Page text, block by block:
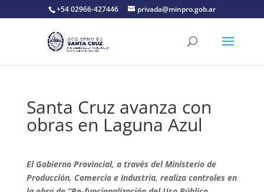
+54 02966-427446 privada@minpro.gob.ar
Santa Cruz avanza con
obras en Laguna Azul
El Gobierno Provincial, a través del Ministerio de
Producción, Comercio e Industria, realiza controles en